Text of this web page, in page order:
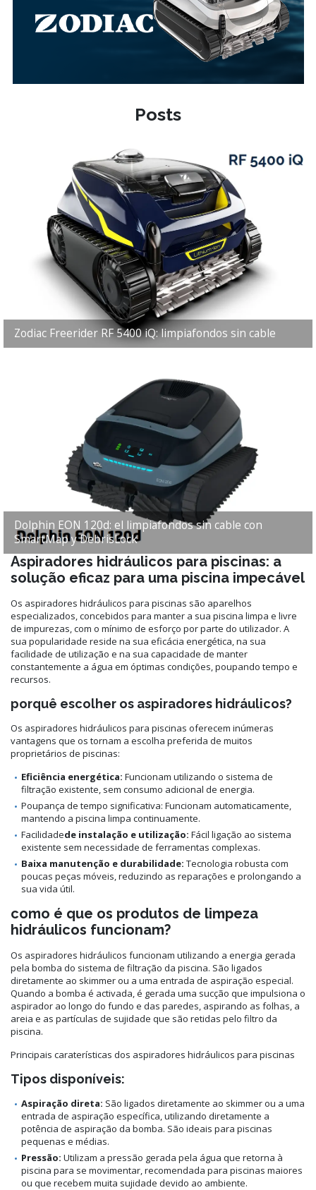
Posts
Zodiac Freerider RF 5400 iQ: limpiafondos sin cable
Dolphin EON 120d: el limpiafondos sin cable con
SmartMap y DebrisLock
Aspiradores hidráulicos para piscinas: a
solução eficaz para uma piscina impecável
Os aspiradores hidráulicos para piscinas são aparelhos
especializados, concebidos para manter a sua piscina limpa e livre
de impurezas, com o mínimo de esforço por parte do utilizador. A
sua popularidade reside na sua eficácia energética, na sua
facilidade de utilização e na sua capacidade de manter
constantemente a água em óptimas condições, poupando tempo e
recursos.
porquê escolher os aspiradores hidráulicos?
Os aspiradores hidráulicos para piscinas oferecem inúmeras
vantagens que os tornam a escolha preferida de muitos
proprietários de piscinas:
Eficiência energética: Funcionam utilizando o sistema de
filtração existente, sem consumo adicional de energia.
Poupança de tempo significativa: Funcionam automaticamente,
mantendo a piscina limpa continuamente.
Facilidadede instalação e utilização: Fácil ligação ao sistema
existente sem necessidade de ferramentas complexas.
Baixa manutenção e durabilidade: Tecnologia robusta com
poucas peças móveis, reduzindo as reparações e prolongando a
sua vida útil.
como é que os produtos de limpeza
hidráulicos funcionam?
Os aspiradores hidráulicos funcionam utilizando a energia gerada
pela bomba do sistema de filtração da piscina. São ligados
diretamente ao skimmer ou a uma entrada de aspiração especial.
Quando a bomba é activada, é gerada uma sucção que impulsiona o
aspirador ao longo do fundo e das paredes, aspirando as folhas, a
areia e as partículas de sujidade que são retidas pelo filtro da
piscina.
Principais caraterísticas dos aspiradores hidráulicos para piscinas
Tipos disponíveis:
Aspiração direta: São ligados diretamente ao skimmer ou a uma
entrada de aspiração específica, utilizando diretamente a
potência de aspiração da bomba. São ideais para piscinas
pequenas e médias.
Pressão: Utilizam a pressão gerada pela água que retorna à
piscina para se movimentar, recomendada para piscinas maiores
ou que recebem muita sujidade devido ao ambiente.